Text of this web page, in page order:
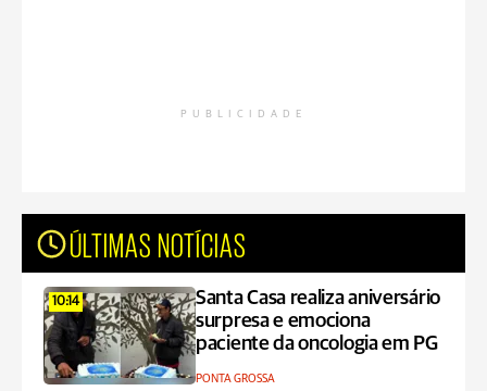
PUBLICIDADE
ÚLTIMAS NOTÍCIAS
10:14
Santa Casa realiza aniversário
surpresa e emociona
paciente da oncologia em PG
PONTA GROSSA